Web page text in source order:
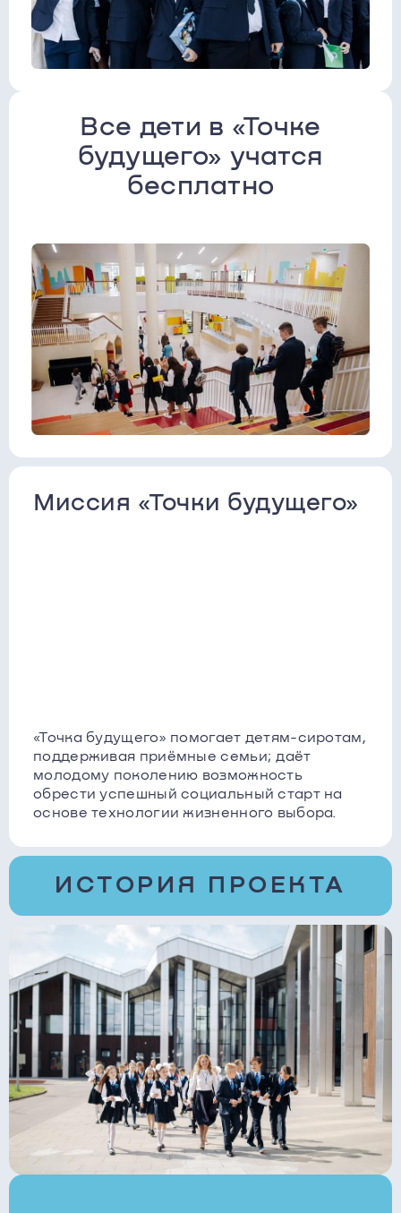
Все дети в «Точке
будущего» учатся
бесплатно
Миссия «Точки будущего»
«Точка будущего» помогает детям-сиротам,
поддерживая приёмные семьи; даёт
молодому поколению возможность
обрести успешный социальный старт на
основе технологии жизненного выбора.
ИСТОРИЯ ПРОЕКТА